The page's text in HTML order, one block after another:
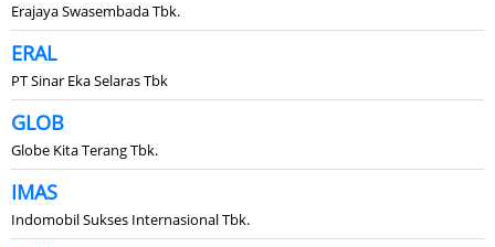
Erajaya Swasembada Tbk.
ERAL
PT Sinar Eka Selaras Tbk
GLOB
Globe Kita Terang Tbk.
IMAS
Indomobil Sukses Internasional Tbk.